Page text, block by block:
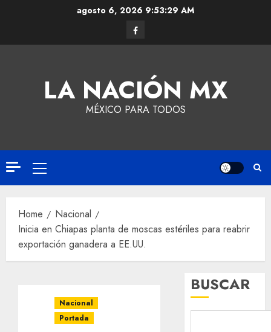
agosto 6, 2026 9:53:30 AM
LA NACIÓN MX
MÉXICO PARA TODOS
Home
Nacional
Inicia en Chiapas planta de moscas estériles para reabrir
exportación ganadera a EE.UU.
Nacional
Portada
BUSCAR